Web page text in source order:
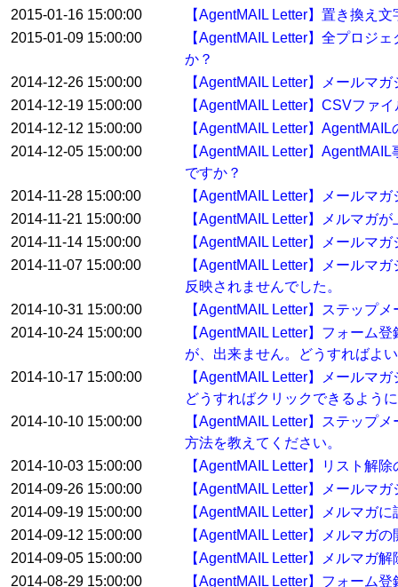
2015-01-16 15:00:00
【AgentMAIL Letter】置き換え
2015-01-09 15:00:00
【AgentMAIL Letter】全プロジ
か？
2014-12-26 15:00:00
【AgentMAIL Letter】メールマ
2014-12-19 15:00:00
【AgentMAIL Letter】CSVファ
2014-12-12 15:00:00
【AgentMAIL Letter】
2014-12-05 15:00:00
【AgentMAIL Letter】
ですか？
2014-11-28 15:00:00
【AgentMAIL Letter】メールマ
2014-11-21 15:00:00
【AgentMAIL Letter】メルマガ
2014-11-14 15:00:00
【AgentMAIL Letter】メールマ
2014-11-07 15:00:00
【AgentMAIL Letter】メールマ
反映されませんでした。
2014-10-31 15:00:00
【AgentMAIL Letter】ステップ
2014-10-24 15:00:00
【AgentMAIL Letter】フォーム
が、出来ません。どうすればよ
2014-10-17 15:00:00
【AgentMAIL Letter】メールマ
どうすればクリックできるよう
2014-10-10 15:00:00
【AgentMAIL Letter】ステップ
方法を教えてください。
2014-10-03 15:00:00
【AgentMAIL Letter】リスト解
2014-09-26 15:00:00
【AgentMAIL Letter】メールマ
2014-09-19 15:00:00
【AgentMAIL Letter】メルマガ
2014-09-12 15:00:00
【AgentMAIL Letter】メルマガ
2014-09-05 15:00:00
【AgentMAIL Letter】メルマガ
2014-08-29 15:00:00
【AgentMAIL Letter】フォーム